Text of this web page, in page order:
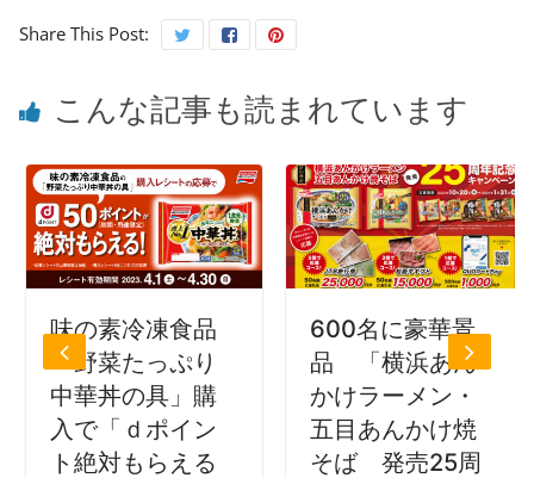
Share This Post:
こんな記事も読まれています
味の素冷凍食品
「野菜たっぷり
中華丼の具」購
入で「ｄポイン
ト絶対もらえる
600名に豪華景
品 「横浜あん
かけラーメン・
五目あんかけ焼
そば 発売25周